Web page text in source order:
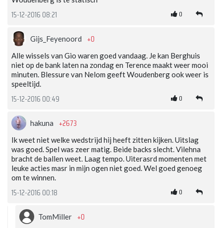
15-12-2016 08:21 0
Gijs_Feyenoord +0
Alle wissels van Gio waren goed vandaag. Je kan Berghuis
niet op de bank laten na zondag en Terence maakt weer mooi
minuten. Blessure van Nelom geeft Woudenberg ook weer is
speeltijd.
15-12-2016 00:49 0
hakuna +2673
Ik weet niet welke wedstrijd hij heeft zitten kijken. Uitslag
was goed. Spel was zeer matig. Beide backs slecht. Vilehna
bracht de ballen weet. Laag tempo. Uiterasrd momenten met
leuke acties masr in mijn ogen niet goed. Wel goed genoeg
om te winnen.
15-12-2016 00:18 0
TomMiller +0